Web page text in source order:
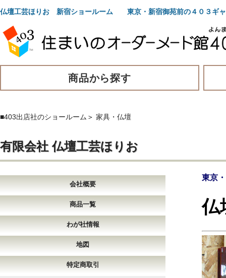
仏壇工芸ほりお 新宿ショールーム 東京・新宿御苑前の４０３ギャ
商品から探す
■403出店社のショールーム ＞ 家具・仏壇
有限会社 仏壇工芸ほりお
会社概要
商品一覧
わが社情報
地図
特定商取引
東京
仏